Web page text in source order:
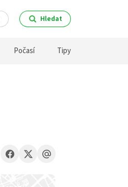
Hledat
Počasí Tipy